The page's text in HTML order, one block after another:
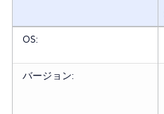
OS:
バージョン: